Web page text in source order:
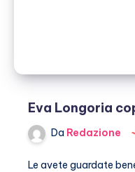
Eva Longoria
Da Redazione
Le avete guardate